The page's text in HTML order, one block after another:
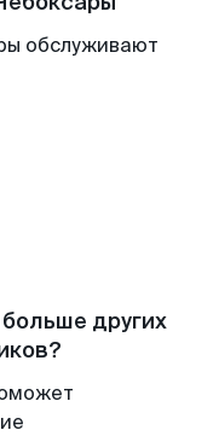
обслуживают
других